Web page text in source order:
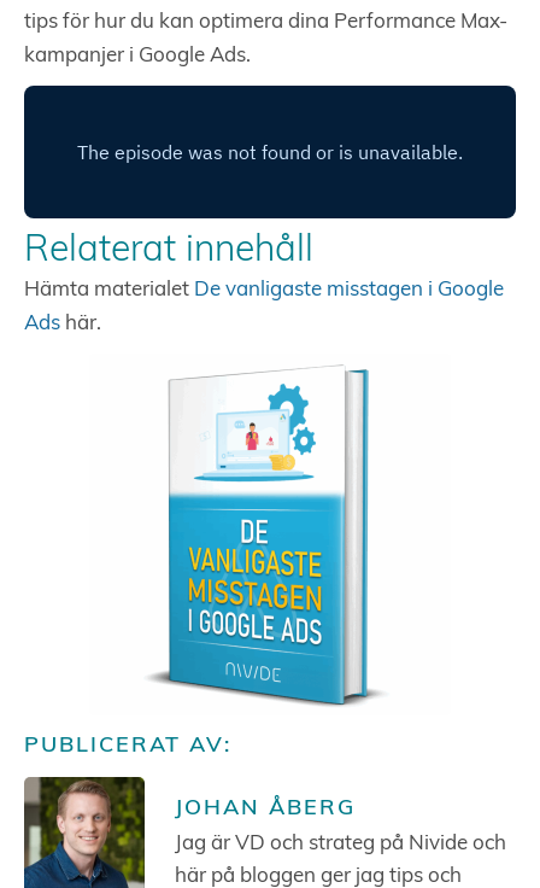
tips för hur du kan optimera dina Performance Max-
kampanjer i Google Ads.
Relaterat innehåll
Hämta materialet De vanligaste misstagen i Google
Ads här.
PUBLICERAT AV:
JOHAN ÅBERG
Jag är VD och strateg på Nivide och
här på bloggen ger jag tips och